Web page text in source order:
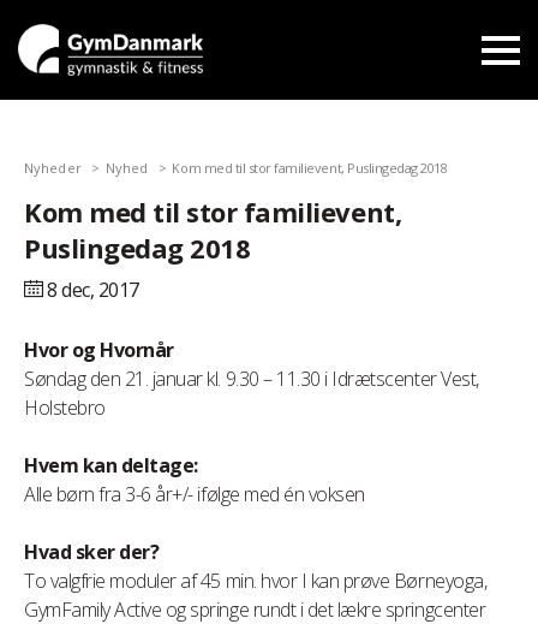
Nyheder Nyhed Kom med til stor familievent, Puslingedag 2018
Kom med til stor familievent,
Puslingedag 2018
8 dec, 2017
Hvor og Hvornår
Søndag den 21. januar kl. 9.30 – 11.30 i Idrætscenter Vest,
Holstebro
Hvem kan deltage:
Alle børn fra 3-6 år+/- ifølge med én voksen
Hvad sker der?
To valgfrie moduler af 45 min. hvor I kan prøve Børneyoga,
GymFamily Active og springe rundt i det lækre springcenter